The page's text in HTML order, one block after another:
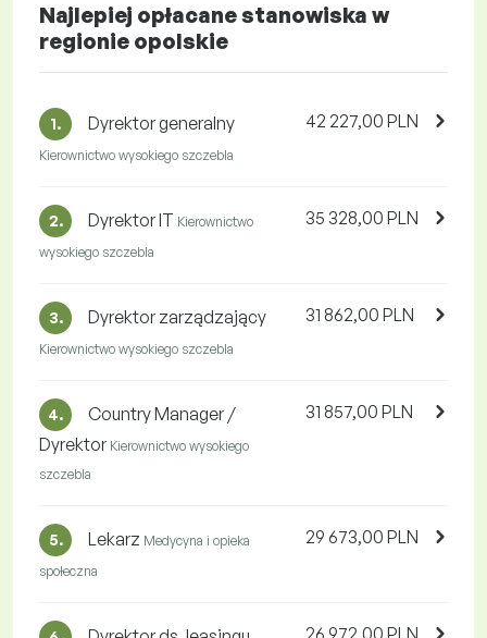
Najlepiej opłacane stanowiska w
regionie opolskie
1. Dyrektor generalny
Kierownictwo wysokiego szczebla
42 227,00 PLN
2. Dyrektor IT Kierownictwo
wysokiego szczebla
35 328,00 PLN
3. Dyrektor zarządzający
Kierownictwo wysokiego szczebla
31 862,00 PLN
4.
Country Manager /
Dyrektor Kierownictwo wysokiego
szczebla
31 857,00 PLN
5. Lekarz Medycyna i opieka
społeczna
29 673,00 PLN
26 972,00 PLN